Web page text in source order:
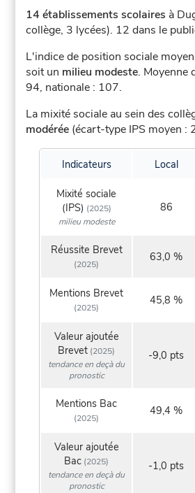
14 établissements scolaires à
collège, 3 lycées). 12 dans le
L'indice de position sociale
soit un milieu modeste. Moyenne
94, nationale : 107.
La mixité sociale au sein des
modérée (écart-type IPS moyen :
Indicateurs Local
Mixité sociale
(IPS) (2025)
milieu modeste
86
Réussite Brevet
(2025)
63,0 %
Mentions Brevet
(2025)
45,8 %
Valeur ajoutée
Brevet (2025)
tendance en deçà du
pronostic
-9,0 pts
Mentions Bac
(2025)
49,4 %
Valeur ajoutée
Bac (2025)
tendance en deçà du
pronostic
-1,0 pts